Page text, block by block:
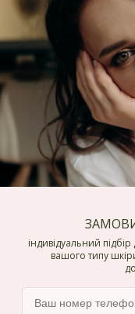
індивідуальний
вашого типу